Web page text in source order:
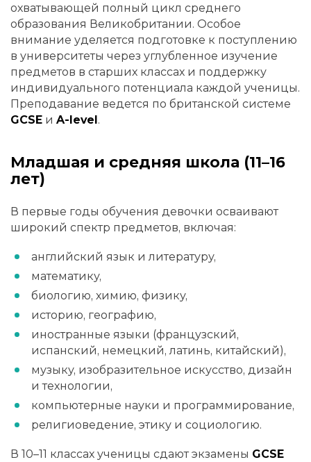
охватывающей полный цикл среднего
образования Великобритании. Особое
внимание уделяется подготовке к поступлению
в университеты через углубленное изучение
предметов в старших классах и поддержку
индивидуального потенциала каждой ученицы.
Преподавание ведется по британской системе
GCSE и A-level.
Младшая и средняя школа (11–16
лет)
В первые годы обучения девочки осваивают
широкий спектр предметов, включая:
английский язык и литературу,
математику,
биологию, химию, физику,
историю, географию,
иностранные языки (французский,
испанский, немецкий, латинь, китайский),
музыку, изобразительное искусство, дизайн
и технологии,
компьютерные науки и программирование,
религиоведение, этику и социологию.
В 10–11 классах ученицы сдают экзамены GCSE